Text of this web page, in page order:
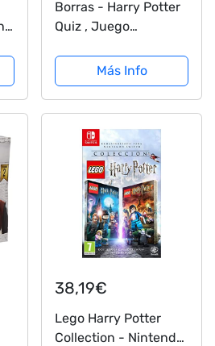
Borras - Harry Potter
Quiz , Juego
Preguntas para
auténticos
Potterheads , El
hará preguntas y
guardará los puntos
de cada...
Más Info
38,19€
Lego Harry Potter
Collection - Nintendo